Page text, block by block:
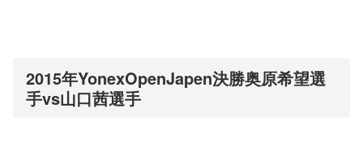
2015年YonexOpenJapen決勝奥原希望選
手vs山口茜選手